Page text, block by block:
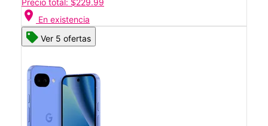
Precio total: $229.99
location_on En existencia
Ver 5 ofertas